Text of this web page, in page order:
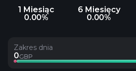
1 Miesiąc
0.00%
6 Miesięcy
0.00%
Zakres dnia
0GBP